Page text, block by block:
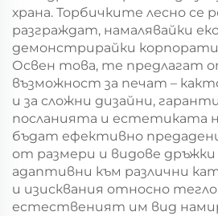
храна. Торбичките лесно се
разграждат, намалявайки
демонстрирайки
Освен това, те предлагат
възможност за печат –
и за сложни дизайни,
посланията и естетиката
бъдат ефективно
от размери и видове дръжки
адаптивни към различни
и изисквания относно
естественият им вид